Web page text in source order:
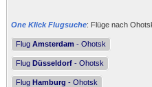
One Klick Flugsuche: Flüge nach
Flug Amsterdam - Ohotsk
Flug Düsseldorf - Ohotsk
Flug Hamburg - Ohotsk